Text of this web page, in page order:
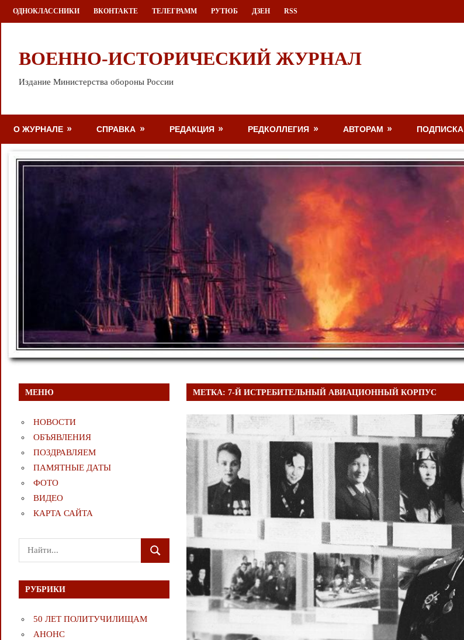
Перейти
к
ОДНОКЛАССНИКИ ВКОНТАКТЕ ТЕЛЕГРАММ РУТЮБ ДЗЕН RSS
ВОЕННО-ИСТОРИЧЕСКИЙ ЖУРНАЛ
Издание Министерства обороны России
О ЖУРНАЛЕ СПРАВКА РЕДАКЦИЯ РЕДКОЛЛЕГИЯ АВТОРАМ ПОДПИСКА
МЕТКА:7-Й ИСТРЕБИТЕЛЬНЫЙ АВИАЦИОННЫЙ КОРПУС
МЕНЮ
НОВОСТИ
ОБЪЯВЛЕНИЯ
ПОЗДРАВЛЯЕМ
ПАМЯТНЫЕ ДАТЫ
ФОТО
ВИДЕО
КАРТА САЙТА
Поиск
для:
ПОИСК
РУБРИКИ
50 ЛЕТ ПОЛИТУЧИЛИЩАМ
АНОНС